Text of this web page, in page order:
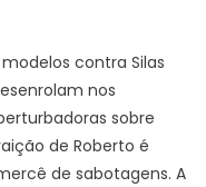
contra Silas
nos
sobre
de Roberto é
de sabotagens. A